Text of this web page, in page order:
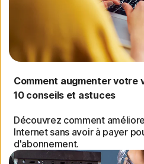
Comment augmenter votre
10 conseils et astuces
Découvrez comment
Internet sans avoir à payer
d'abonnement.